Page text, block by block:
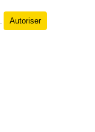
Autoriser